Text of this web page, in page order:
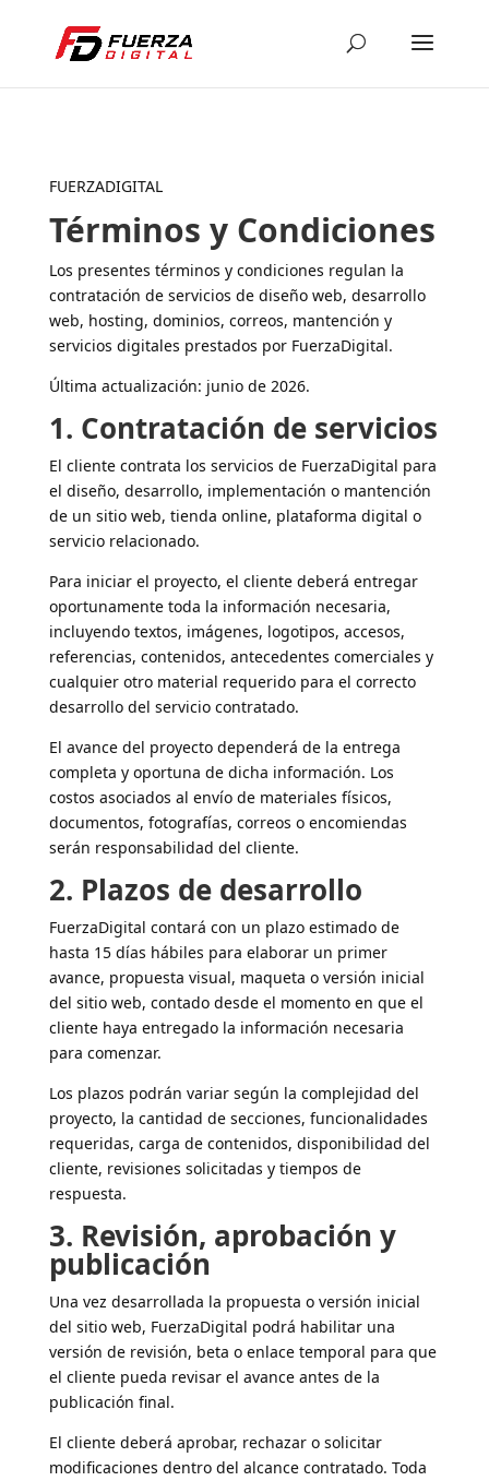
FUERZADIGITAL
Términos y Condiciones
Los presentes términos y condiciones regulan la
contratación de servicios de diseño web, desarrollo
web, hosting, dominios, correos, mantención y
servicios digitales prestados por FuerzaDigital.
Última actualización: junio de 2026.
1. Contratación de servicios
El cliente contrata los servicios de FuerzaDigital para
el diseño, desarrollo, implementación o mantención
de un sitio web, tienda online, plataforma digital o
servicio relacionado.
Para iniciar el proyecto, el cliente deberá entregar
oportunamente toda la información necesaria,
incluyendo textos, imágenes, logotipos, accesos,
referencias, contenidos, antecedentes comerciales y
cualquier otro material requerido para el correcto
desarrollo del servicio contratado.
El avance del proyecto dependerá de la entrega
completa y oportuna de dicha información. Los
costos asociados al envío de materiales físicos,
documentos, fotografías, correos o encomiendas
serán responsabilidad del cliente.
2. Plazos de desarrollo
FuerzaDigital contará con un plazo estimado de
hasta 15 días hábiles para elaborar un primer
avance, propuesta visual, maqueta o versión inicial
del sitio web, contado desde el momento en que el
cliente haya entregado la información necesaria
para comenzar.
Los plazos podrán variar según la complejidad del
proyecto, la cantidad de secciones, funcionalidades
requeridas, carga de contenidos, disponibilidad del
cliente, revisiones solicitadas y tiempos de
respuesta.
3. Revisión, aprobación y
publicación
Una vez desarrollada la propuesta o versión inicial
del sitio web, FuerzaDigital podrá habilitar una
versión de revisión, beta o enlace temporal para que
el cliente pueda revisar el avance antes de la
publicación final.
El cliente deberá aprobar, rechazar o solicitar
modificaciones dentro del alcance contratado. Toda